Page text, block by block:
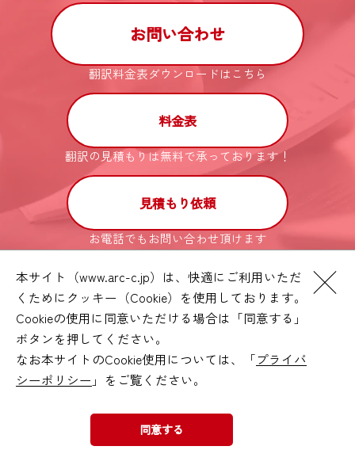
お問い合わせ
翻訳料金表ダウンロードはこちら
料金表
翻訳の見積もりは無料で承っております！
見積もり依頼
お電話でもお問い合わせ頂けます
（受付時間／平日10:00～18:00）
03-5730-6133
サイトマップ
利用規約
本サイト（www.arc-c.jp）は、快適にご利用いただ
くためにクッキー（Cookie）を使用しております。
Cookieの使用に同意いただける場合は「同意する」
ボタンを押してください。
なお本サイトのCookie使用については、「プライバ
シーポリシー 」をご覧ください。
同意する